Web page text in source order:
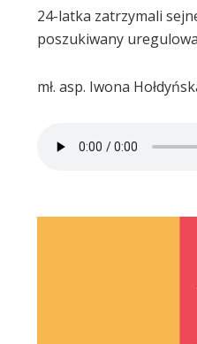
24-latka zatrzymali
poszukiwany
mł. asp. Iwona